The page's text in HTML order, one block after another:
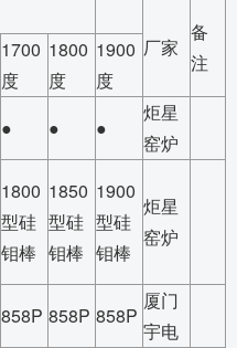
厂家
备
注
1700
度
1800
度
1900
度
● ● ●
炬星
窑炉
1800
型硅
钼棒
1850
型硅
钼棒
1900
型硅
钼棒
炬星
窑炉
858P 858P 858P
厦门
宇电